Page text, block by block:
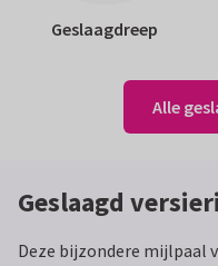
Geslaagdreep
Alle
Geslaagd
Deze bijzondere mijlpaal